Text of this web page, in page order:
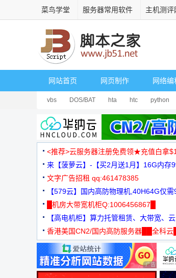
菜鸟学堂 服务器常用软件 主机测评
网站首页 网页制作 网络编
vbs DOS/BAT hta htc python
<推荐>云服务器注册免费领★充值白拿
来【菠萝云】-【买2月送1月】16G内存
文字广告招租 qq:461478385
【579云】国内高防物理机,40H64G仅需
元
█机房大带宽机柜Q:1006456867█
【高电机柜】算力托管租赁、大带宽、
机
香港美国CN2/国内高防服务器██全科云
广告 商业广